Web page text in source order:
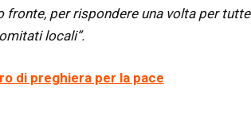
per rispondere una volta per tutte
locali”.
di preghiera per la pace